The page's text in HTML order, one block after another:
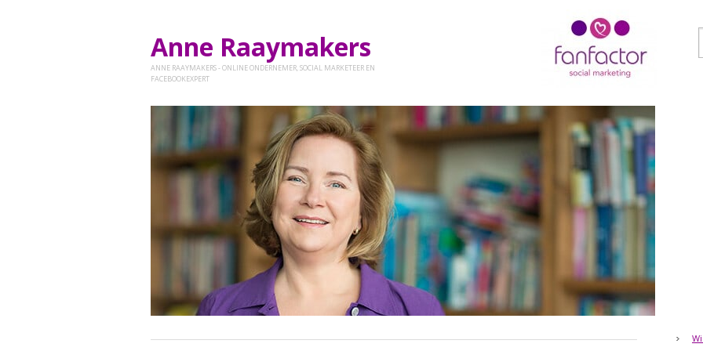
Anne Raaymakers
ANNE RAAYMAKERS - ONLINE ONDERNEMER, SOCIAL MARKETEER EN
FACEBOOKEXPERT